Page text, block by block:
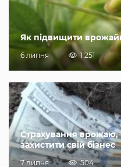
Як підвищити
6 липня 1 251
Страхування врожаю,
захистити свій бізнес
7 липня 504